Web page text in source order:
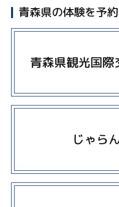
青森県の体験を予
青森県観光国際
more
じゃら
more
more